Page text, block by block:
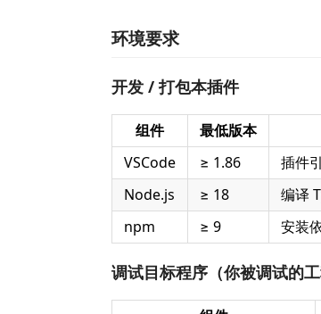
环境要求
开发 / 打包本插件
组件 最低版本
VSCode
≥ 1.86
插件
Node.js
≥ 18 编译
npm
≥ 9 安装
调试目标程序（你被调试的工